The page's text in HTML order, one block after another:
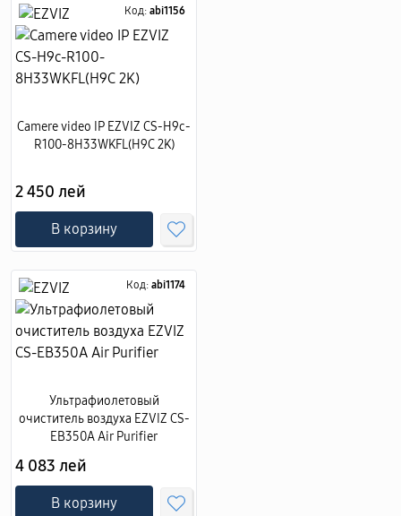
Код: abi1156
Camere video IP EZVIZ CS-H9c-
R100-8H33WKFL(H9C 2K)
2 450 лей
В корзину
Код: abi1174
Ультрафиолетовый
очиститель воздуха EZVIZ CS-
EB350A Air Purifier
4 083 лей
В корзину